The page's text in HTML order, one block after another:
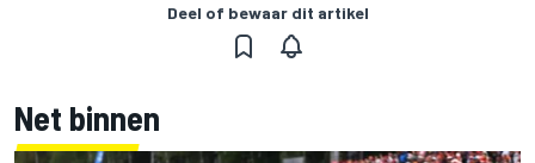
Deel of bewaar dit artikel
Net binnen